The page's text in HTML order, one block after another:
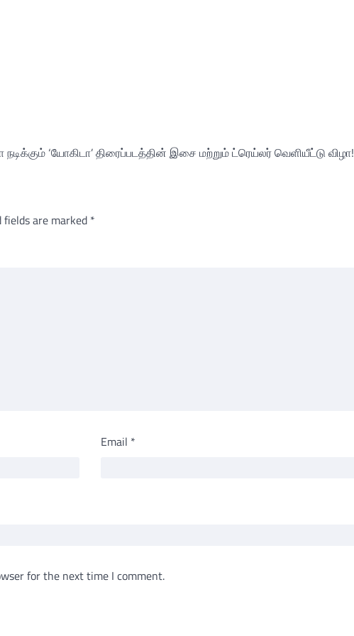
‘யோகிடா’ திரைப்படத்தின் இசை மற்றும் ட்ரெய்லர் வெளியீட்டு விழா!
fields are marked *
Email *
for the next time I comment.